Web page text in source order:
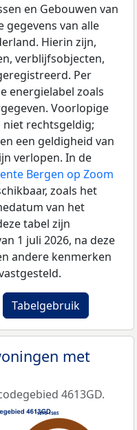
en Gebouwen van
gegevens van alle
Hierin zijn,
verblijfsobjecten,
Per
energielabel zoals
Voorlopige
rechtsgeldig;
een geldigheid van
verlopen. In de
Bergen op Zoom
zoals het
van het
tabel zijn
1 juli 2026, na deze
andere kenmerken
Tabelgebruik
met
4613GD.